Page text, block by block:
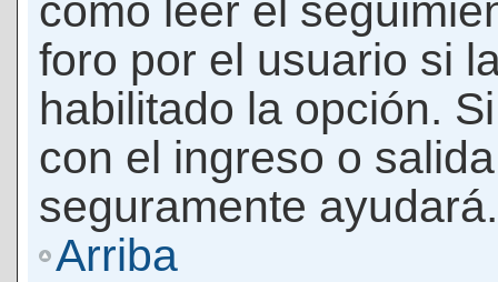
como leer el
foro por el usuario si
habilitado la opción.
con el ingreso o
seguramente ayudará.
Arriba